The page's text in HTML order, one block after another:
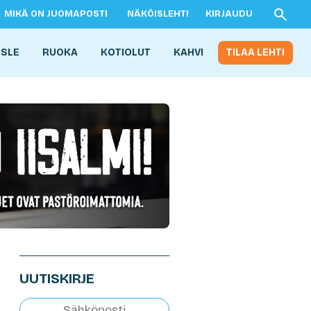
MIKÄ ON JUOMAPOSTI NÄKÖISLEHTI KIRJAUDU
RUOKA KOTIOLUT KAHVI TILAA LEHTI
UUTISKIRJE